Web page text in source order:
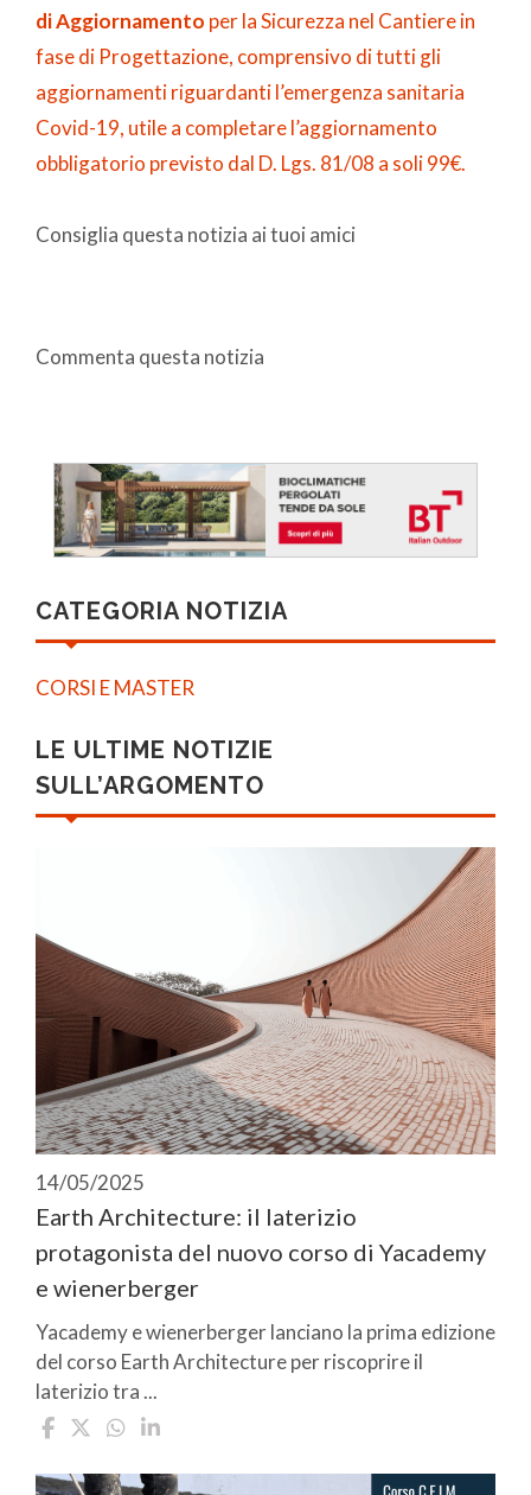
di Aggiornamento per la Sicurezza nel Cantiere in
fase di Progettazione, comprensivo di tutti gli
aggiornamenti riguardanti l’emergenza sanitaria
Covid-19, utile a completare l’aggiornamento
obbligatorio previsto dal D. Lgs. 81/08 a soli 99€.
Consiglia questa notizia ai tuoi amici
Commenta questa notizia
CATEGORIA NOTIZIA
CORSI E MASTER
LE ULTIME NOTIZIE
SULL’ARGOMENTO
14/05/2025
Earth Architecture: il laterizio
protagonista del nuovo corso di Yacademy
e wienerberger
Yacademy e wienerberger lanciano la prima edizione
del corso Earth Architecture per riscoprire il
laterizio tra ...